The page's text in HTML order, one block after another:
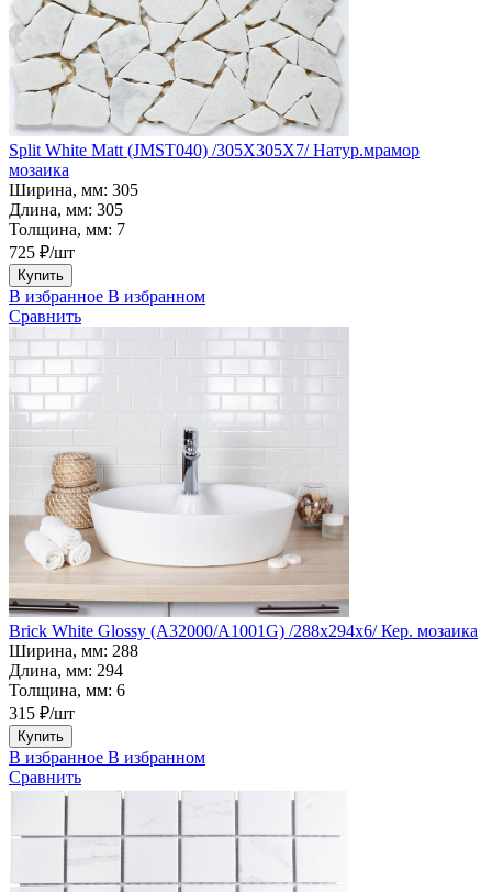
Split White Matt (JMST040) /305X305X7/ Натур.мрамор
мозаика
Ширина, мм: 305
Длина, мм: 305
Толщина, мм: 7
725 ₽/шт
Купить
В избранное В избранном
Сравнить
Brick White Glossy (A32000/A1001G) /288х294х6/ Кер. мозаика
Ширина, мм: 288
Длина, мм: 294
Толщина, мм: 6
315 ₽/шт
Купить
В избранное В избранном
Сравнить